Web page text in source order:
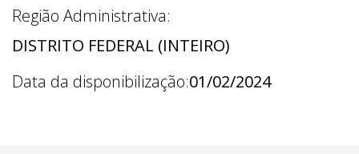
Região Administrativa:
DISTRITO FEDERAL (INTEIRO)
Data da disponibilização:01/02/2024